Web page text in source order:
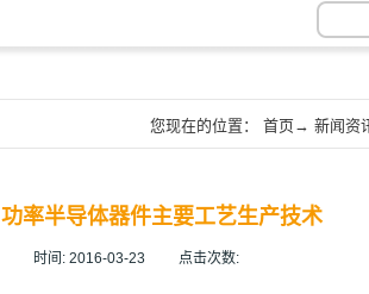
您现在的位置： 首页→ 新闻资
功率半导体器件主要工艺生产技术
时间: 2016-03-23 点击次数: